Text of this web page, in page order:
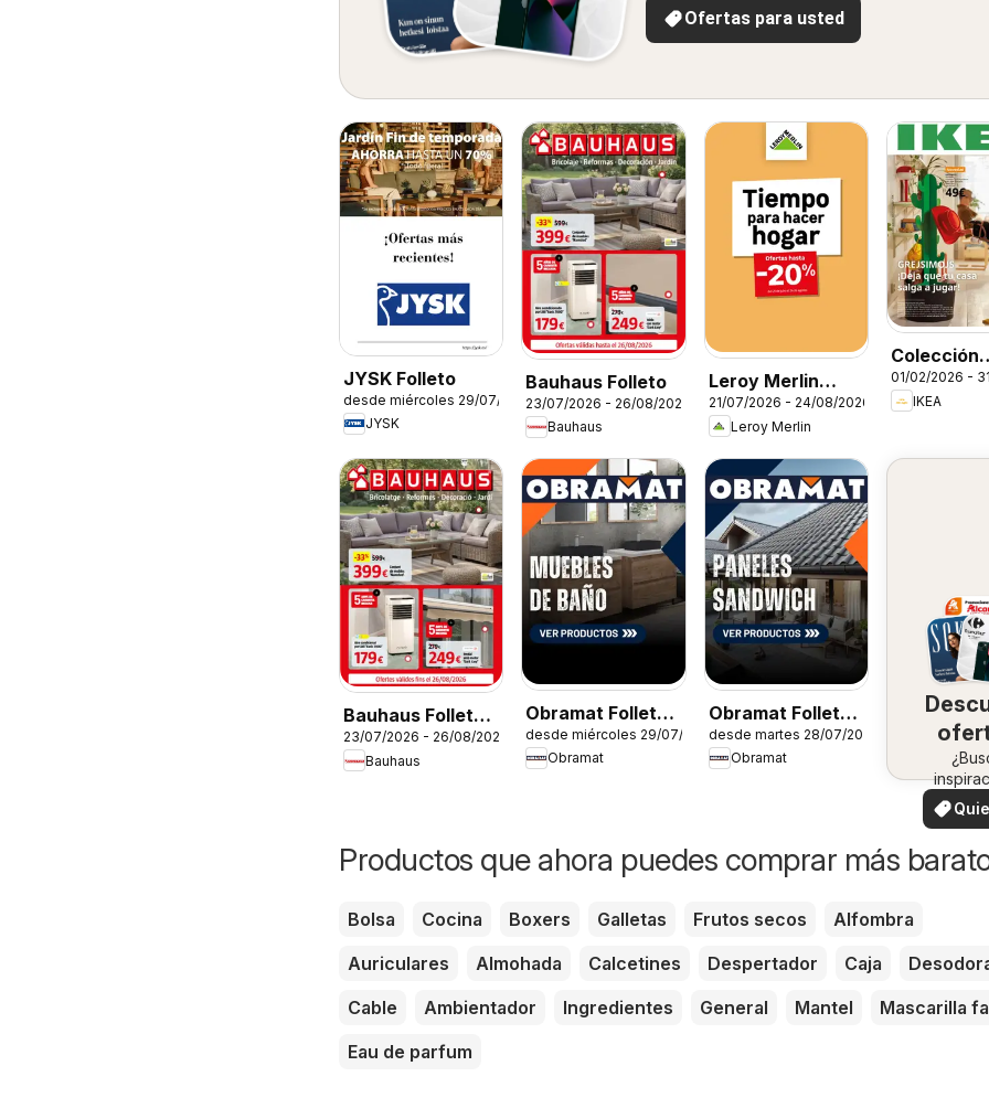
Ofertas para usted
JYSK Folleto
desde miércoles 29/07/2026
JYSK
Bauhaus Folleto
23/07/2026 - 26/08/2026
Bauhaus
Leroy Merlin
Catálogo
21/07/2026 - 24/08/2026
Leroy Merlin
Colección
Grejsimojs
01/02/2026 -
IKEA
Bauhaus Folleto
Cat
23/07/2026 - 26/08/2026
Bauhaus
Obramat Folleto -
Muebles de baño
desde miércoles 29/07/2026
Obramat
Obramat Folleto -
Paneles
Sandwich
desde martes 28/07/2026
Obramat
en
¡Vea
ofertas
ver
Productos que ahora puedes comprar más
Bolsa Cocina Boxers Galletas Frutos secos
Alfombra
Auriculares
Almohada Calcetines Despertador Caja
Cable
Ambientador Ingredientes General Mantel
Mascarilla
Eau de parfum